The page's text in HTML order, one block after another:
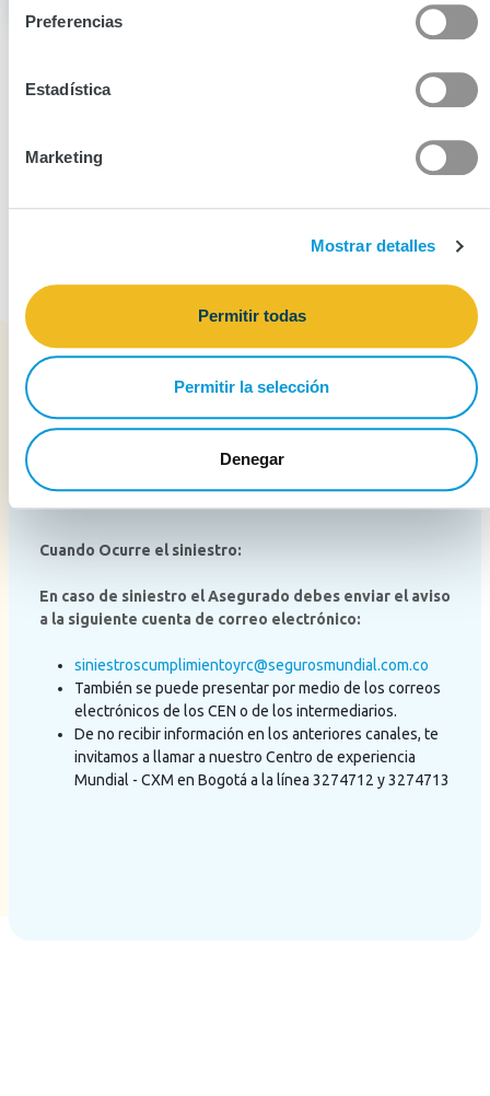
Preferencias
Estadística
Marketing
Mostrar detalles
Permitir todas
Permitir la selección
Denegar
¿Cómo hago una reclamación?
¿Cómo hago una reclamación?
Documentos requeridos para la reclamación:
Cuando Ocurre el siniestro:
En caso de siniestro el Asegurado debes enviar el aviso
a la siguiente cuenta de correo electrónico:
siniestroscumplimientoyrc@segurosmundial.com.co
También se puede presentar por medio de los correos
electrónicos de los CEN o de los intermediarios.
De no recibir información en los anteriores canales, te
invitamos a llamar a nuestro Centro de experiencia
Mundial - CXM en Bogotá a la línea 3274712 y 3274713